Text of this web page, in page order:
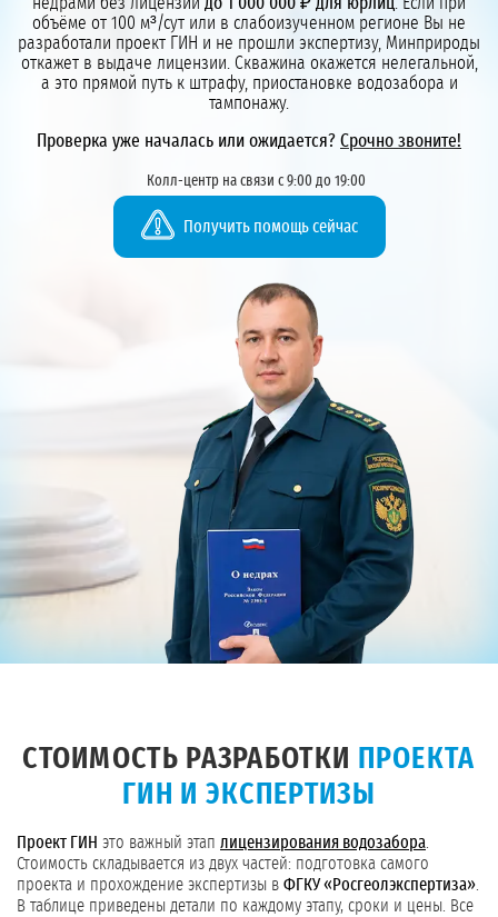
объёме от 100 м³/сут или в слабоизученном регионе Вы не
разработали проект ГИН и не прошли экспертизу, Минприроды
откажет в выдаче лицензии. Скважина окажется нелегальной,
а это прямой путь к штрафу, приостановке водозабора и
тампонажу.
Проверка уже началась или ожидается? Срочно звоните!
Колл-центр на связи с 9:00 до 19:00
Получить помощь сейчас
СТОИМОСТЬ РАЗРАБОТКИ
ПРОЕКТА
ГИН И ЭКСПЕРТИЗЫ
Проект ГИН это важный этап лицензирования водозабора
Стоимость складывается из двух частей: подготовка самого
проекта и прохождение экспертизы в ФГКУ «Росгеолэкспертиза»
В таблице приведены детали по каждому этапу, сроки и цены. Все